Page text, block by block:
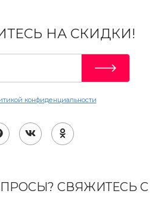
НА СКИДКИ!
конфиденциальности
СВЯЖИТЕСЬ С